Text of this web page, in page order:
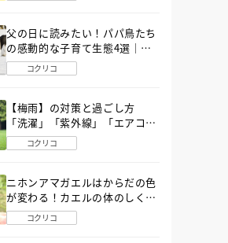
父の日に読みたい！パパ鳥たち
の感動的な子育て生態4選｜図
鑑MOVE
コクリコ
【梅雨】の対策と過ごし方
「洗濯」「紫外線」「エアコ
ン」「ゲリラ豪雨」…〔気象予
報士が完全ガイド〕
コクリコ
ニホンアマガエルはからだの色
が変わる！カエルの体のしくみ
から両生類の特ちょうまで図鑑
MOVEが解説！
コクリコ